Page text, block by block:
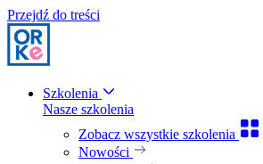
Przejdź do treści
Szkolenia
Nasze szkolenia
Zobacz wszystkie szkolenia
Nowości